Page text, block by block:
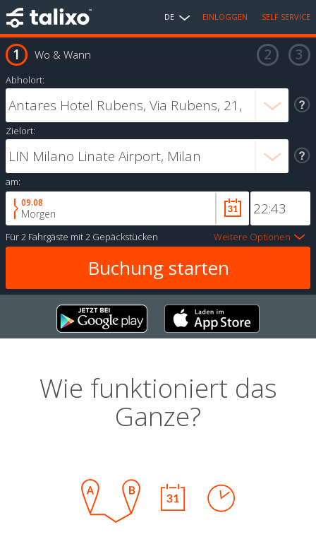
DE EINLOGGEN SELF SERVICE
Wo & Wann
Abholort:
Zielort:
am:
09.08
Morgen
Für2 Fahrgäste mit2 Gepäckstücken Weitere Optionen
Wie funktioniert das
Ganze?